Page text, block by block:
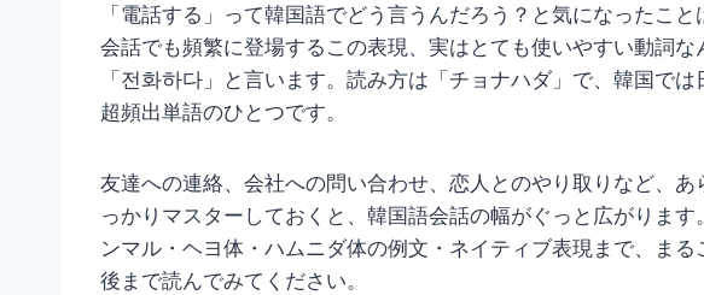
「電話する」って韓国語でどう言うんだろう？と気になったこ
会話でも頻繁に登場するこの表現、実はとても使いやすい動詞
「전화하다」と言います。読み方は「チョナハダ」で、韓国で
超頻出単語のひとつです。
友達への連絡、会社への問い合わせ、恋人とのやり取りなど、
っかりマスターしておくと、韓国語会話の幅がぐっと広がりま
ンマル・ヘヨ体・ハムニダ体の例文・ネイティブ表現まで、ま
後まで読んでみてください。